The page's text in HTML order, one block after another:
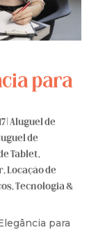
para
|Aluguel de
de
Tablet,
,Locação de
,Tecnologia &
para